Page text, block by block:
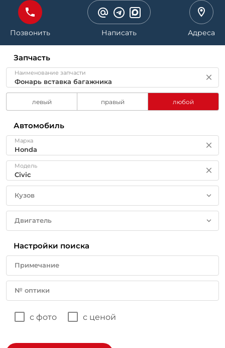
Позвонить Написать Адреса
Запчасть
Наименование запчасти
левый правый любой
Автомобиль
Марка
Модель
Кузов
Двигатель
Настройки поиска
Примечание
№ оптики
с фото с ценой